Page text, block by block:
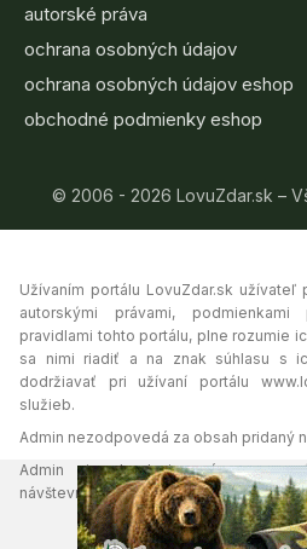
autorské práva
ochrana osobných údajov
ochrana osobných údajov eshop
obchodné podmienky eshop
© 2006 - 2026 LovuZdar.sk –
Užívaním portálu LovuZdar.sk
autorskými právami,
pravidlami tohto portálu, plne rozumie
sa nimi riadiť a na znak súhlasu s
dodržiavať pri užívaní portálu
služieb.
Admin nezodpovedá za obsah pridaný
Admin si vyhradzuje právo
návštevníkmi portálu, ak tak uzná za